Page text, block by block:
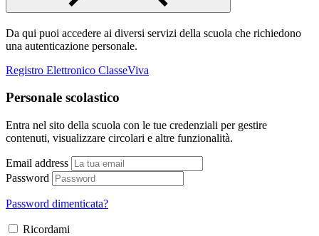
Da qui puoi accedere ai diversi servizi della scuola che richiedono
una autenticazione personale.
Registro Elettronico ClasseViva
Personale scolastico
Entra nel sito della scuola con le tue credenziali per gestire
contenuti, visualizzare circolari e altre funzionalità.
Email address
Password
Password dimenticata?
Ricordami